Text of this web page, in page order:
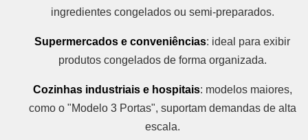
ingredientes congelados ou semi-preparados.
Supermercados e conveniências: ideal para exibir
produtos congelados de forma organizada.
Cozinhas industriais e hospitais: modelos maiores,
como o "Modelo 3 Portas", suportam demandas de alta
escala.